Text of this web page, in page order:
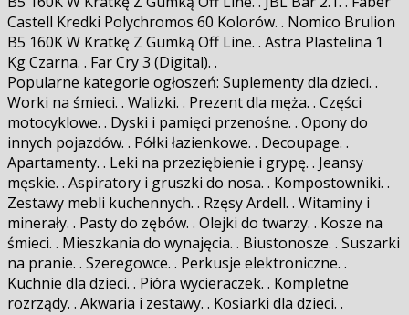
Castell Kredki Polychromos 60 Kolorów. . Nomico Brulion
B5 160K W Kratkę Z Gumką Off Line. . Astra Plastelina 1
Kg Czarna. . Far Cry 3 (Digital). .
Popularne kategorie ogłoszeń: Suplementy dla dzieci. .
Worki na śmieci. . Walizki. . Prezent dla męża. . Części
motocyklowe. . Dyski i pamięci przenośne. . Opony do
innych pojazdów. . Półki łazienkowe. . Decoupage. .
Apartamenty. . Leki na przeziębienie i grypę. . Jeansy
męskie. . Aspiratory i gruszki do nosa. . Kompostowniki. .
Zestawy mebli kuchennych. . Rzęsy Ardell. . Witaminy i
minerały. . Pasty do zębów. . Olejki do twarzy. . Kosze na
śmieci. . Mieszkania do wynajęcia. . Biustonosze. . Suszarki
na pranie. . Szeregowce. . Perkusje elektroniczne. .
Kuchnie dla dzieci. . Pióra wycieraczek. . Kompletne
rozrządy. . Akwaria i zestawy. . Kosiarki dla dzieci. .